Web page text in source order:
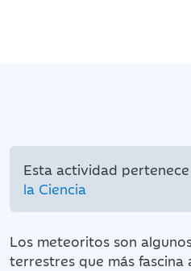
Esta actividad
la Ciencia
Los meteoritos son
terrestres que más fascina